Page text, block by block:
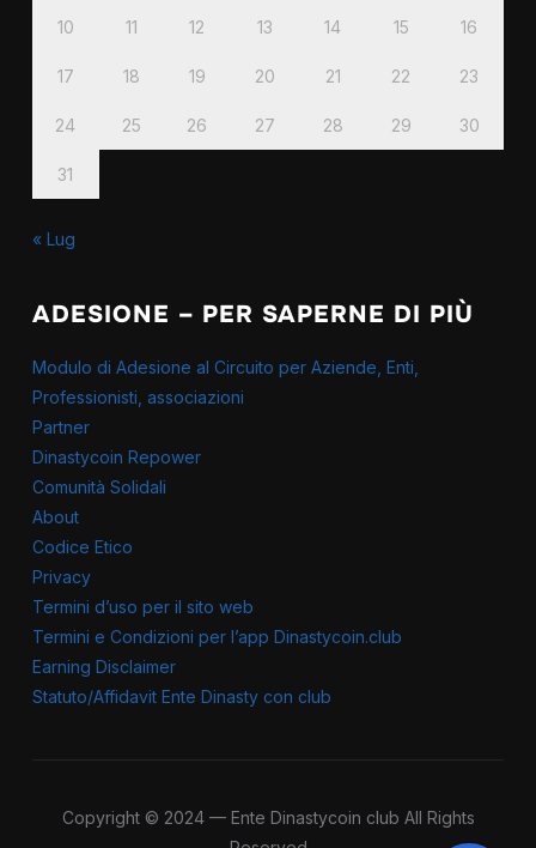
10 11 12 13 14 15 16
17 18 19 20 21 22 23
24 25 26 27 28 29 30
31
« Lug
ADESIONE – PER SAPERNE DI PIÙ
Modulo di Adesione al Circuito per Aziende, Enti,
Professionisti, associazioni
Partner
Dinastycoin Repower
Comunità Solidali
About
Codice Etico
Privacy
Termini d’uso per il sito web
Termini e Condizioni per l’app Dinastycoin.club
Earning Disclaimer
Statuto/Affidavit Ente Dinasty con club
Copyright © 2024 — Ente Dinastycoin club All Rights